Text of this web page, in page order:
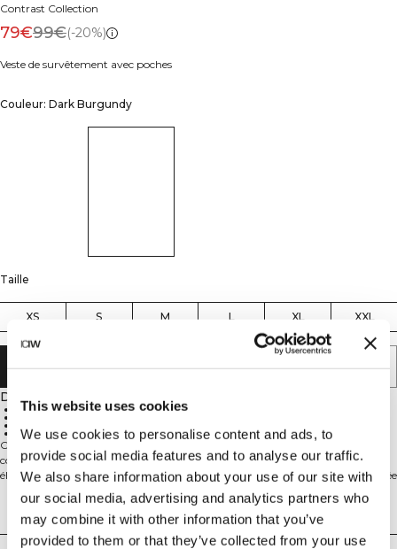
This website uses cookies
We use cookies to personalise content and ads, to
provide social media features and to analyse our traffic.
We also share information about your use of our site with
our social media, advertising and analytics partners who
may combine it with other information that you’ve
provided to them or that they’ve collected from your use
Contrast Collection
79€99€(-20%)
Veste de survêtement avec poches
Couleur: Dark Burgundy
Taille
XS S M L XL XXL
AJOUTER AU PANIER
Description
90% Polyester, 10% Élastane
Doublure mesh
Cette veste combine les détails intemporels du survêtement avec une coupe
contemporaine. Conçue dans une coupe regular, elle présente une taille
élastique, des manches larges avec poignets élastiques et une fermeture zippée
centrale. Deux poches pour les mains et un passepoil contrasté ajoutent style
et fonctionnalité, tandis que le tissu extensible dans les 4 directions avec des
propriétés d'évacuation de l'humidité élevées et une doublure en mesh vous
garde confortable et au sec pendant vos entraînements.
Aspects techniques